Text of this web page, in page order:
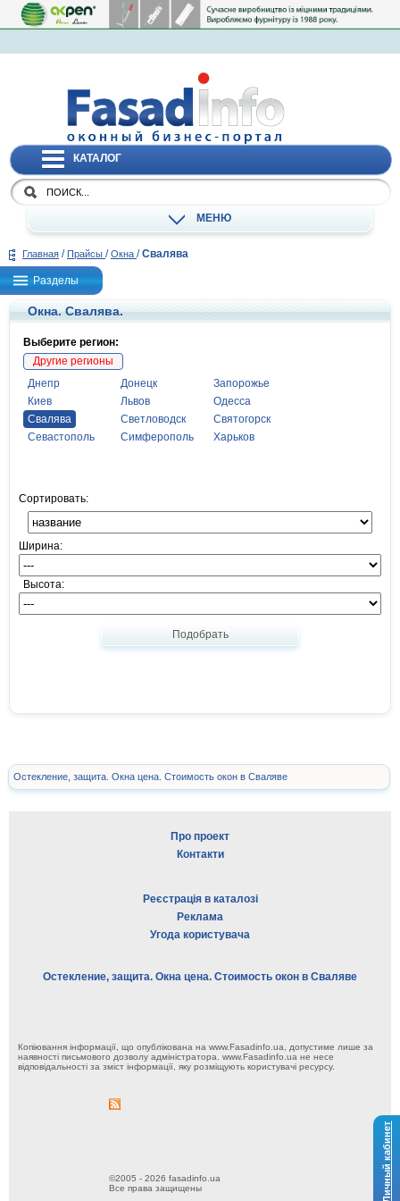
Личный кабинет
КАТАЛОГ
МЕНЮ
Главная / Прайсы / Окна / Свалява
Разделы
Окна. Свалява.
Выберите регион:
Другие регионы
Днепр
Донецк
Запорожье
Киев
Львов
Одесса
Свалява
Светловодск
Святогорск
Севастополь
Симферополь Харьков
Сортировать:
Ширина:
Высота:
Подобрать
Остекление, защита. Окна цена. Стоимость окон в Сваляве
Про проект
Контакти
Реєстрація в каталозі
Реклама
Угода користувача
Остекление, защита. Окна цена. Стоимость окон в Сваляве
Копіювання інформації, що опублікована на www.Fasadinfo.ua, допустиме лише за
наявності письмового дозволу адміністратора. www.Fasadinfo.ua не несе
відповідальності за зміст інформації, яку розміщують користувачі ресурсу.
©2005 - 2026 fasadinfo.ua
Все права защищены